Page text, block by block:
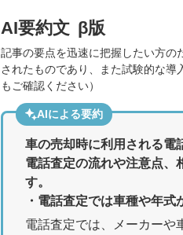
AI要約文 β版
記事の要点を迅速に把握したい方の
されたものであり、また試験的な
もご確認ください）
AIによる要約
車の売却時に利用される電
電話査定の流れや注意点、
す。
・電話査定では車種や年
電話査定では、メーカーや